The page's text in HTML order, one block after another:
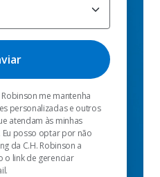
me mantenha
personalizadas e outros
atendam às minhas
Eu posso optar por não
da C.H. Robinson a
o link de gerenciar